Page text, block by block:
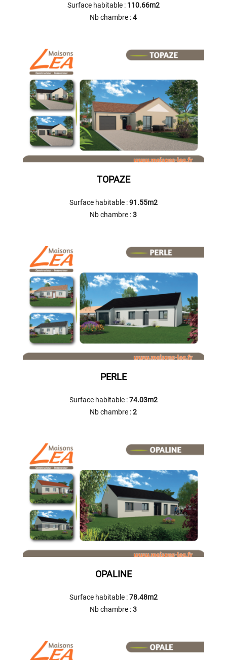
Surface habitable : 110.66m2
Nb chambre :4
TOPAZE
Surface habitable :91.55m2
Nb chambre :3
PERLE
Surface habitable :74.03m2
Nb chambre :2
OPALINE
Surface habitable :78.48m2
Nb chambre :3